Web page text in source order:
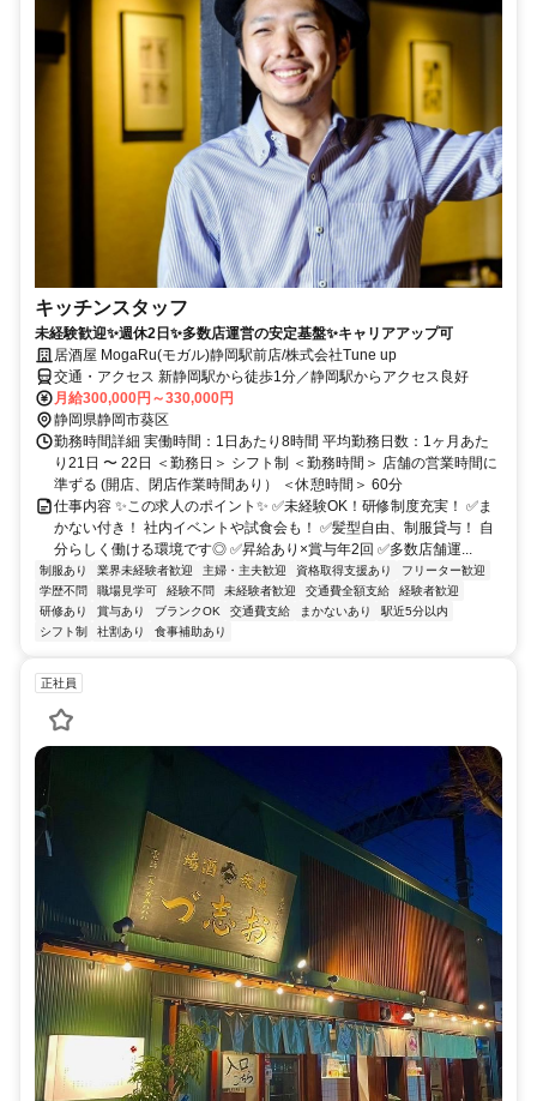
キッチンスタッフ
未経験歓迎✨週休2日✨多数店運営の安定基盤✨キャリアアップ可
居酒屋 MogaRu(モガル)静岡駅前店/株式会社Tune up
交通・アクセス 新静岡駅から徒歩1分／静岡駅からアクセス良好
月給300,000円～330,000円
静岡県静岡市葵区
勤務時間詳細 実働時間：1日あたり8時間 平均勤務日数：1ヶ月あた
り21日 〜 22日 ＜勤務日＞ シフト制 ＜勤務時間＞ 店舗の営業時間に
準ずる (開店、閉店作業時間あり） ＜休憩時間＞ 60分
仕事内容 ✨この求人のポイント✨ ✅未経験OK！研修制度充実！ ✅ま
かない付き！ 社内イベントや試食会も！ ✅髪型自由、制服貸与！ 自
分らしく働ける環境です◎ ✅昇給あり×賞与年2回 ✅多数店舗運...
制服あり 業界未経験者歓迎 主婦・主夫歓迎 資格取得支援あり
フリーター歓迎
学歴不問
職場見学可 経験不問 未経験者歓迎 交通費全額支給
経験者歓迎
研修あり
賞与あり ブランクOK 交通費支給 まかないあり
駅近5分以内
シフト制
社割あり 食事補助あり
正社員